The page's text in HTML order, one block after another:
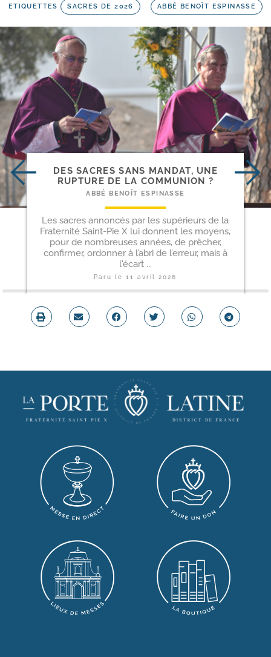
ETIQUETTES SACRES DE 2026 ABBÉ BENOÎT ESPINASSE
DES SACRES SANS MANDAT, UNE
RUPTURE DE LA COMMUNION ?
ABBÉ BENOÎT ESPINASSE
Les sacres annoncés par les supérieurs de la
Fraternité Saint-Pie X lui donnent les moyens,
pour de nombreuses années, de prêcher,
confirmer, ordonner à l’abri de l’erreur, mais à
l'écart ...
Paru le11 avril 2026